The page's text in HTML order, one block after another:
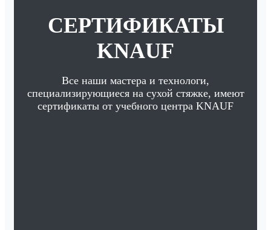
СЕРТИФИКАТЫ
KNAUF
Все наши мастера и технологи,
специализирующиеся на сухой стяжке, имеют
сертификаты от учебного центра KNAUF